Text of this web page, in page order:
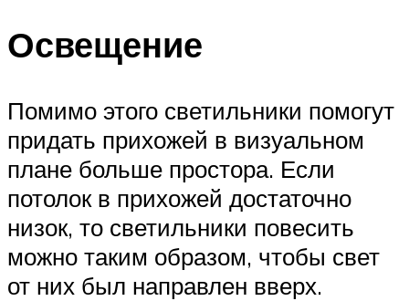
Освещение
Помимо этого светильники помогут
придать прихожей в визуальном
плане больше простора. Если
потолок в прихожей достаточно
низок, то светильники повесить
можно таким образом, чтобы свет
от них был направлен вверх.